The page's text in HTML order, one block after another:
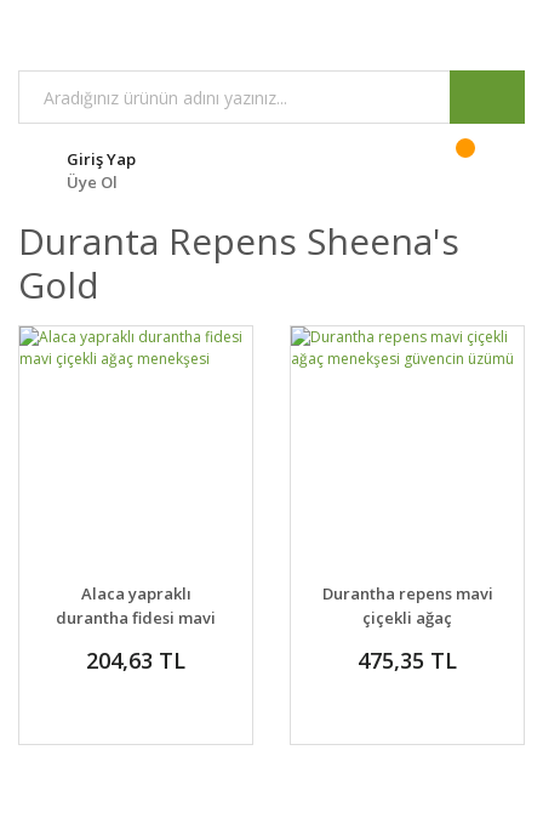
Giriş Yap
Üye Ol
Duranta Repens Sheena's
Gold
DETAYLAR
VER
Alaca yapraklı
durantha fidesi mavi
menekşesi
204,63 TL
DETAYLAR
VER
Durantha repens mavi
çiçekli ağaç
üzümü
475,35 TL